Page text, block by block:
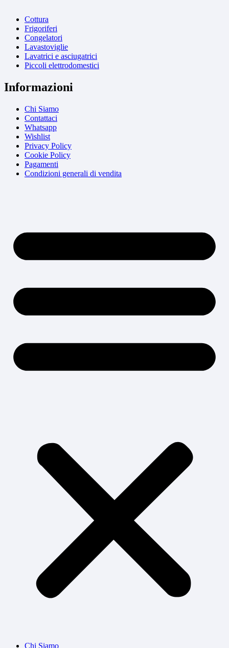
Cottura
Frigoriferi
Congelatori
Lavastoviglie
Lavatrici e asciugatrici
Piccoli elettrodomestici
Informazioni
Chi Siamo
Contattaci
Whatsapp
Wishlist
Privacy Policy
Cookie Policy
Pagamenti
Condizioni generali di vendita
Chi Siamo